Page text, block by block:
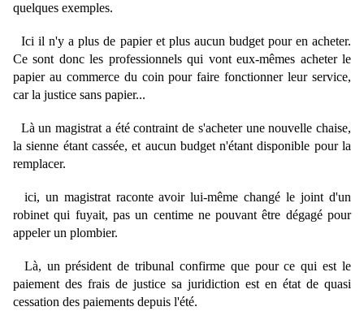
quelques exemples.
Ici il n'y a plus de papier et plus aucun budget pour en acheter.
Ce sont donc les professionnels qui vont eux-mêmes acheter le
papier au commerce du coin pour faire fonctionner leur service,
car la justice sans papier...
Là un magistrat a été contraint de s'acheter une nouvelle chaise,
la sienne étant cassée, et aucun budget n'étant disponible pour la
remplacer.
ici, un magistrat raconte avoir lui-même changé le joint d'un
robinet qui fuyait, pas un centime ne pouvant être dégagé pour
appeler un plombier.
Là, un président de tribunal confirme que pour ce qui est le
paiement des frais de justice sa juridiction est en état de quasi
cessation des paiements depuis l'été.